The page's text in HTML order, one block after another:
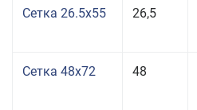
Сетка 26.5x55 26,5
Сетка 48x72 48